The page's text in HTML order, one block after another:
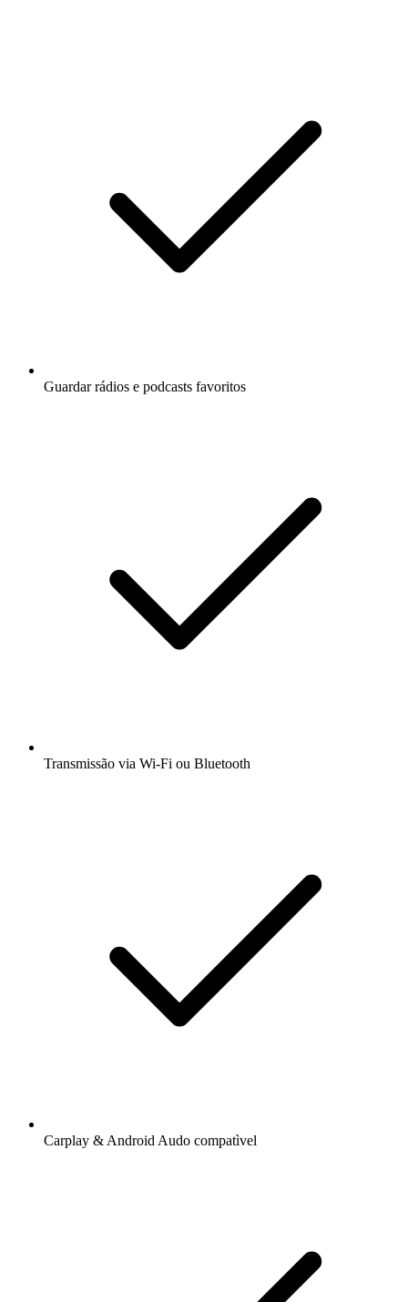
Guardar rádios e podcasts favoritos
Transmissão via Wi-Fi ou Bluetooth
Carplay & Android Audo compatìvel